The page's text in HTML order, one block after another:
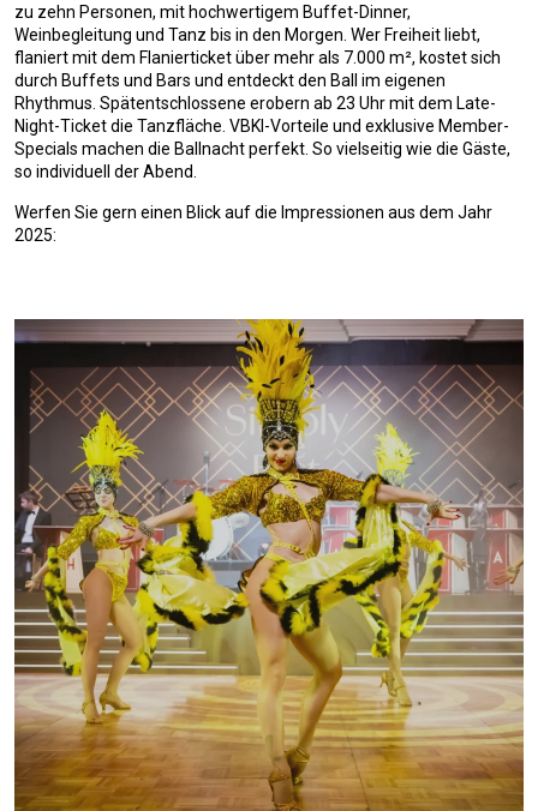
zu zehn Personen, mit hochwertigem Buffet-Dinner,
Weinbegleitung und Tanz bis in den Morgen. Wer Freiheit liebt,
flaniert mit dem Flanierticket über mehr als 7.000 m², kostet sich
durch Buffets und Bars und entdeckt den Ball im eigenen
Rhythmus. Spätentschlossene erobern ab 23 Uhr mit dem Late-
Night-Ticket die Tanzfläche. VBKI-Vorteile und exklusive Member-
Specials machen die Ballnacht perfekt. So vielseitig wie die Gäste,
so individuell der Abend.
Werfen Sie gern einen Blick auf die Impressionen aus dem Jahr
2025: